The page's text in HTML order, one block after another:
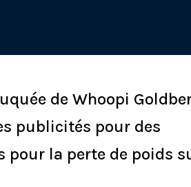
de Whoopi
publicités pour des
pour la perte de poids